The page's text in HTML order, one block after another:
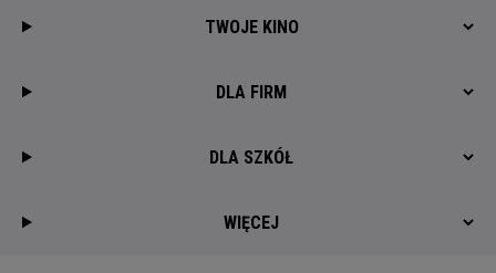
TWOJE KINO
DLA FIRM
DLA SZKÓŁ
WIĘCEJ